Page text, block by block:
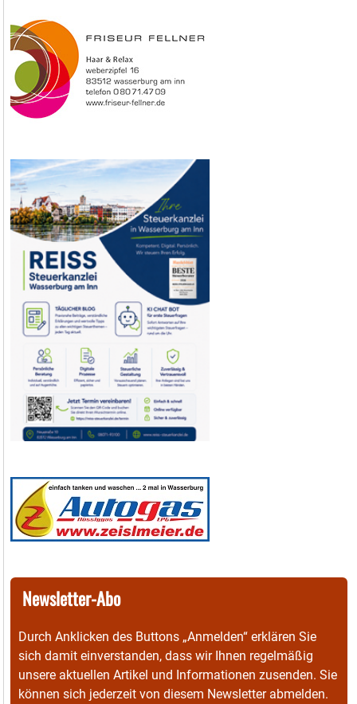
Newsletter-Abo
Durch Anklicken des Buttons „Anmelden“ erklären Sie
sich damit einverstanden, dass wir Ihnen regelmäßig
unsere aktuellen Artikel und Informationen zusenden. Sie
können sich jederzeit von diesem Newsletter abmelden.